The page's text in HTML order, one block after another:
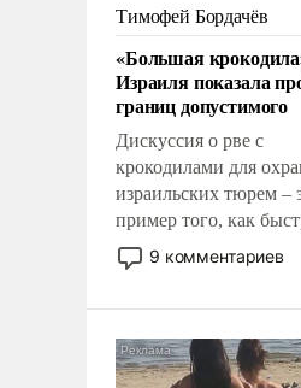
беспрекословно
за счет российских
налогоплательщиков и
свои поступки не
отвечать.
Тимофей Бордачёв
«Большая
Израиля показала
границ допустимого
Дискуссия о рве с
крокодилами для
израильских тюрем –
пример того, как
двигаемся по пути
революционных
псевдонаучной
стало всерьез
9 комментариев